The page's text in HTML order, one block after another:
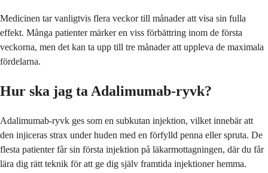
Medicinen tar vanligtvis flera veckor till månader att visa sin fulla
effekt. Många patienter märker en viss förbättring inom de första
veckorna, men det kan ta upp till tre månader att uppleva de maximala
fördelarna.
Hur ska jag ta Adalimumab-ryvk?
Adalimumab-ryvk ges som en subkutan injektion, vilket innebär att
den injiceras strax under huden med en förfylld penna eller spruta. De
flesta patienter får sin första injektion på läkarmottagningen, där du får
lära dig rätt teknik för att ge dig själv framtida injektioner hemma.